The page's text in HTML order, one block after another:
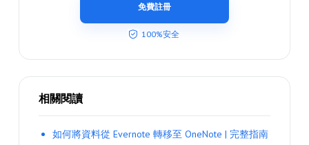
免費註冊
100%安全
相關閱讀
如何將資料從 Evernote 轉移至 OneNote | 完整指南